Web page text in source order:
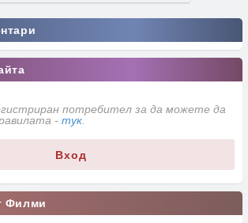
потребител за да можете да
- тук
Вход
Филми